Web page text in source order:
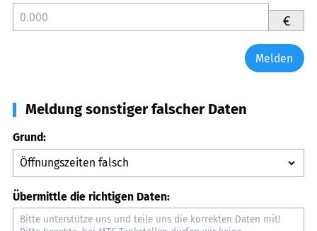
€
Melden
Meldung sonstiger falscher Daten
Grund:
Übermittle die richtigen Daten: